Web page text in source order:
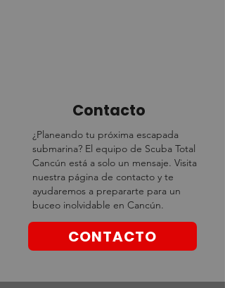
Contacto
¿Planeando tu próxima escapada
submarina? El equipo de Scuba Total
Cancún está a solo un mensaje. Visita
nuestra página de contacto y te
ayudaremos a prepararte para un
buceo inolvidable en Cancún.
CONTACTO